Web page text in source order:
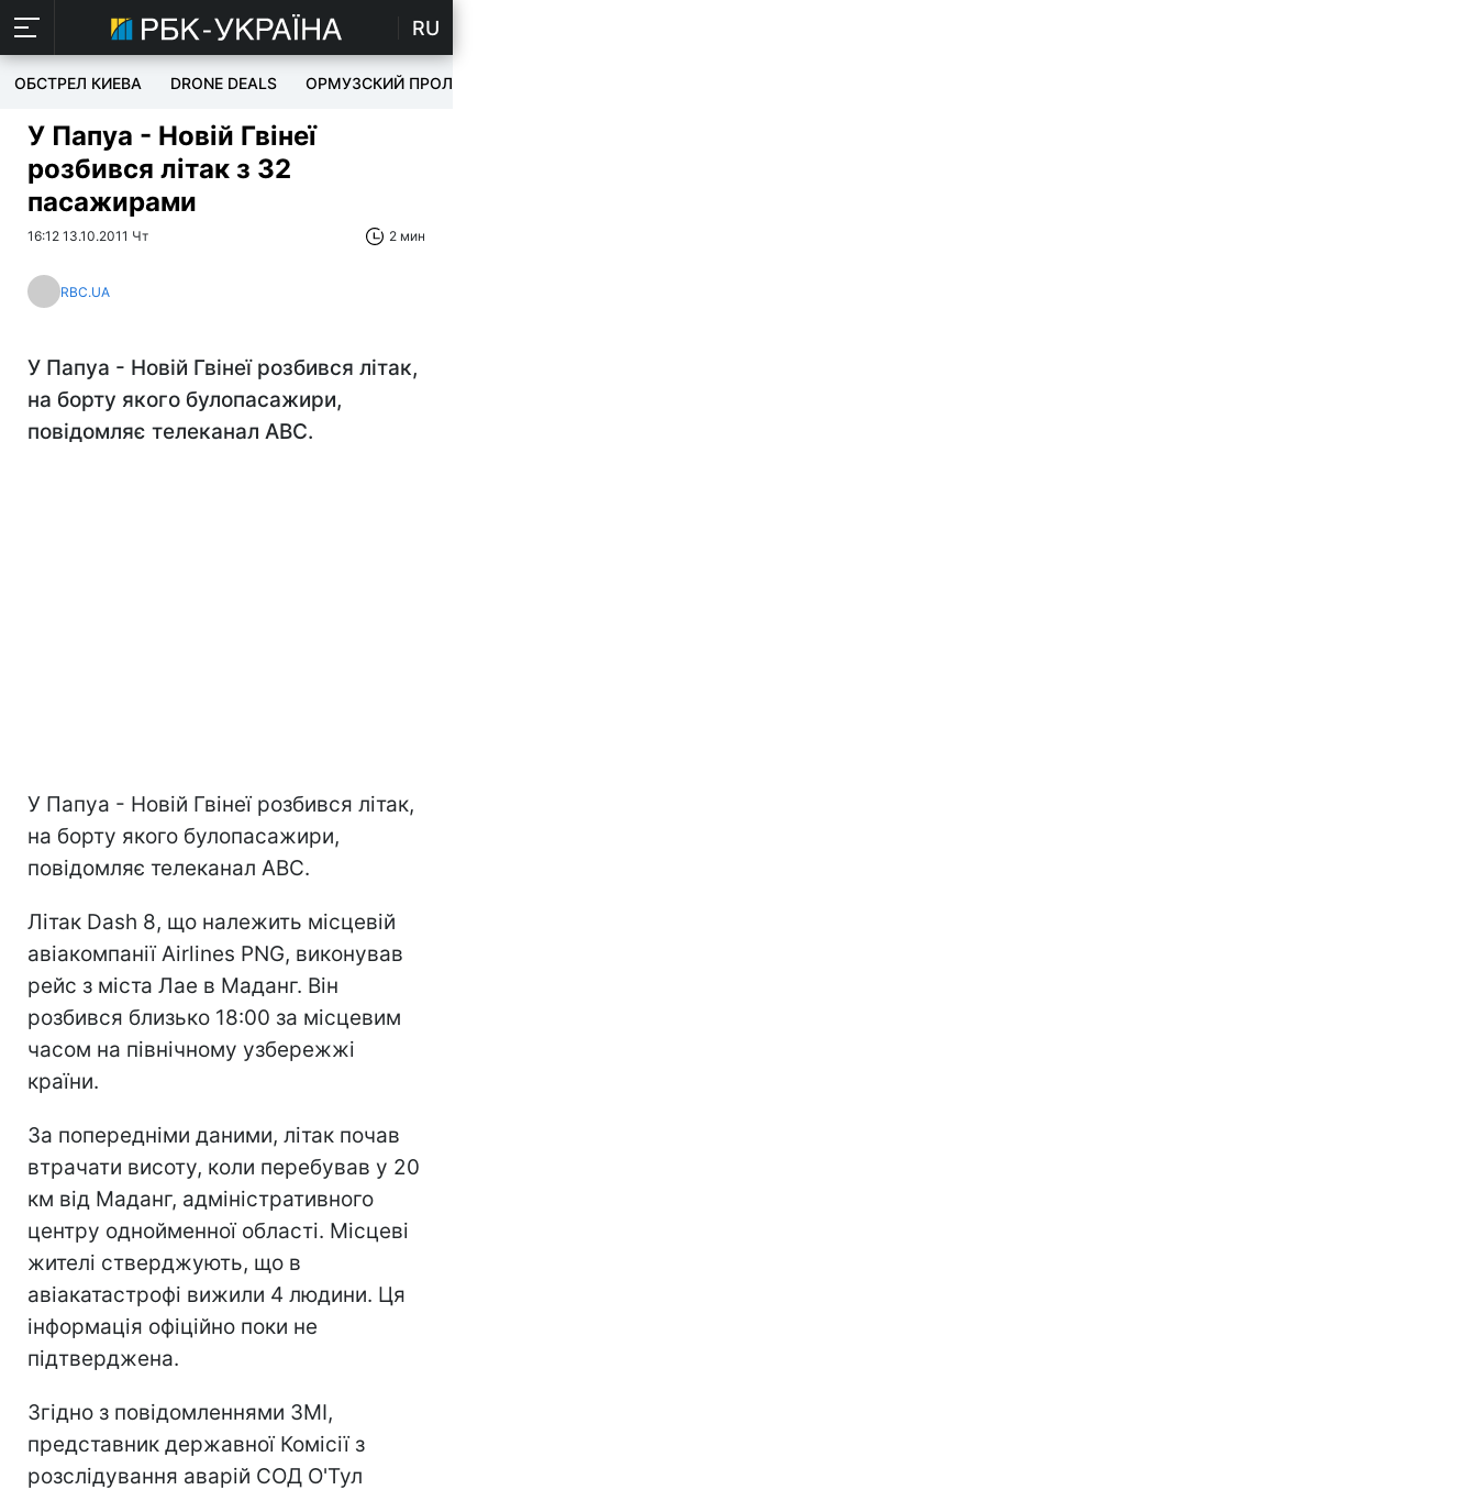
RU
ОБСТРЕЛ КИЕВА DRONE DEALS ОРМУЗСКИЙ ПРОЛИВ
У Папуа - Новій Гвінеї
розбився літак з 32
пасажирами
16:12 13.10.2011 Чт 2 мин
RBC.UA
У Папуа - Новій Гвінеї розбився літак,
на борту якого булопасажири,
повідомляє телеканал ABC.
У Папуа - Новій Гвінеї розбився літак,
на борту якого булопасажири,
повідомляє телеканал ABC.
Літак Dash 8, що належить місцевій
авіакомпанії Airlines PNG, виконував
рейс з міста Лае в Маданг. Він
розбився близько 18:00 за місцевим
часом на північному узбережжі
країни.
За попередніми даними, літак почав
втрачати висоту, коли перебував у 20
км від Маданг, адміністративного
центру однойменної області. Місцеві
жителі стверджують, що в
авіакатастрофі вижили 4 людини. Ця
інформація офіційно поки не
підтверджена.
Згідно з повідомленнями ЗМІ,
представник державної Комісії з
розслідування аварій СОД О'Тул